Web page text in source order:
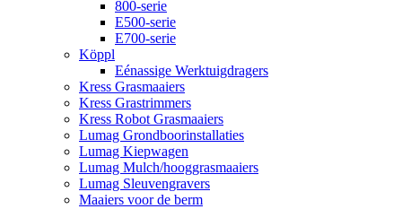
800-serie
E500-serie
E700-serie
Köppl
Eénassige Werktuigdragers
Kress Grasmaaiers
Kress Grastrimmers
Kress Robot Grasmaaiers
Lumag Grondboorinstallaties
Lumag Kiepwagen
Lumag Mulch/hooggrasmaaiers
Lumag Sleuvengravers
Maaiers voor de berm